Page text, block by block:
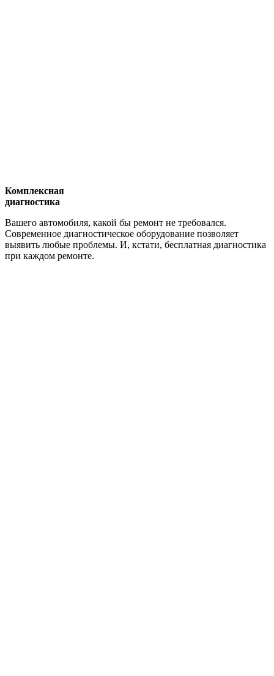
Комплексная
диагностика
Вашего автомобиля, какой бы ремонт не требовался.
Современное диагностическое оборудование позволяет
выявить любые проблемы. И, кстати, бесплатная диагностика
при каждом ремонте.